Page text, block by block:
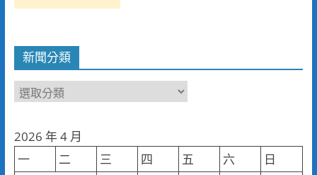
新聞分類
新
類
2026 年 4 月
一
二 三 四 五 六 日